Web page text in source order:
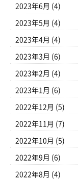
2023年6月 (4)
2023年5月 (4)
2023年4月 (4)
2023年3月 (6)
2023年2月 (4)
2023年1月 (6)
2022年12月 (5)
2022年11月 (7)
2022年10月 (5)
2022年9月 (6)
2022年8月 (4)